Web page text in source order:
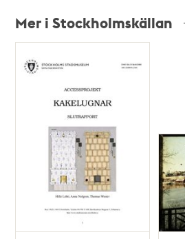
Mer i Stockholmskällan
poster